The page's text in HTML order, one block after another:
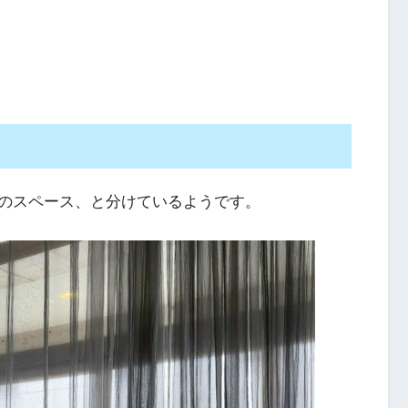
ペース、と分けているようです。